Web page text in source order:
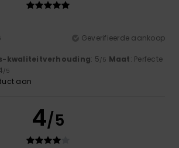
Geverifieerde aankoop
kwaliteitverhouding: 5/5 Maat: Perfecte
/5
aan
4/5